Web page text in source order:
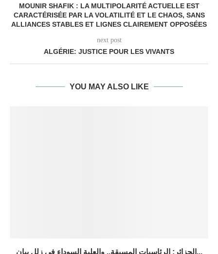
MOUNIR SHAFIK : LA MULTIPOLARITÉ ACTUELLE EST
CARACTÉRISÉE PAR LA VOLATILITÉ ET LE CHAOS, SANS
ALLIANCES STABLES ET LIGNES CLAIREMENT OPPOSÉES
next post
ALGÉRIE: JUSTICE POUR LES VIVANTS
YOU MAY ALSO LIKE
الجزائر: الرئاسيات المسبقة.. والعلبة السوداء في زلل بيان...